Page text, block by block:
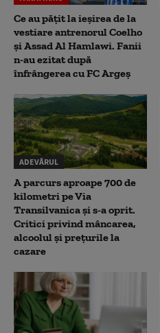
Ce au pățit la ieșirea de la
vestiare antrenorul Coelho
și Assad Al Hamlawi. Fanii
n-au ezitat după
înfrângerea cu FC Argeș
ADEVĂRUL
A parcurs aproape 700 de
kilometri pe Via
Transilvanica și s-a oprit.
Critici privind mâncarea,
alcoolul și prețurile la
cazare